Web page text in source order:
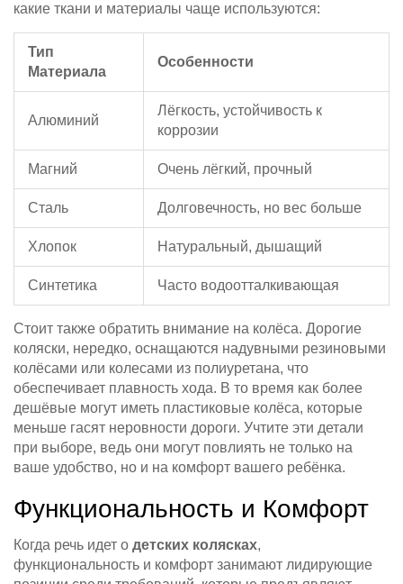
какие ткани и материалы чаще используются:
Тип
Материала
Особенности
Алюминий
Лёгкость, устойчивость к
коррозии
Магний Очень лёгкий, прочный
Сталь Долговечность, но вес больше
Хлопок Натуральный, дышащий
Синтетика Часто водоотталкивающая
Стоит также обратить внимание на колёса. Дорогие
коляски, нередко, оснащаются надувными резиновыми
колёсами или колесами из полиуретана, что
обеспечивает плавность хода. В то время как более
дешёвые могут иметь пластиковые колёса, которые
меньше гасят неровности дороги. Учтите эти детали
при выборе, ведь они могут повлиять не только на
ваше удобство, но и на комфорт вашего ребёнка.
Функциональность и Комфорт
Когда речь идет о детских колясках,
функциональность и комфорт занимают лидирующие